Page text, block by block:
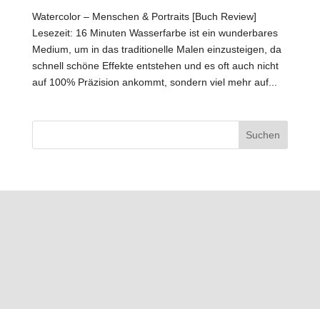
Watercolor – Menschen & Portraits [Buch Review]
Lesezeit: 16 Minuten Wasserfarbe ist ein wunderbares
Medium, um in das traditionelle Malen einzusteigen, da
schnell schöne Effekte entstehen und es oft auch nicht
auf 100% Präzision ankommt, sondern viel mehr auf...